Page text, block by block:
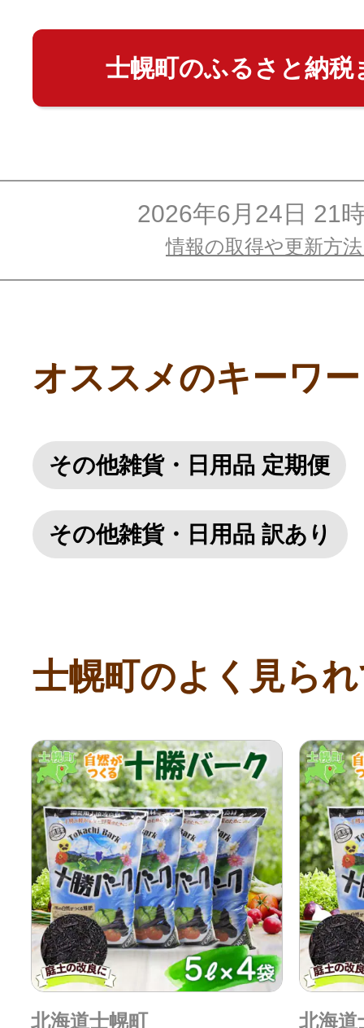
士幌町のふるさと納税
2026年6月24日 21
情報の取得や更新方
オススメのキーワ
その他雑貨・日用品 定期便
その他雑貨・日用品 訳あり
士幌町のよく見ら
北海道士幌町 北海道